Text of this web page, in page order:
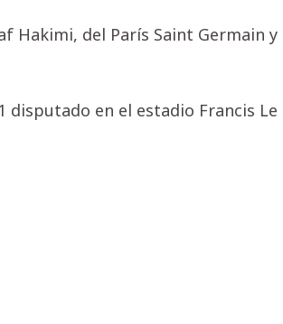
Hakimi, del París Saint Germain y
disputado en el estadio Francis Le